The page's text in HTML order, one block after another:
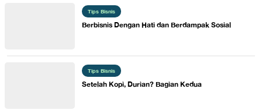
Tips Bisnis
Berbisnis Dengan Hati dan Berdampak Sosial
Tips Bisnis
Setelah Kopi, Durian? Bagian Kedua